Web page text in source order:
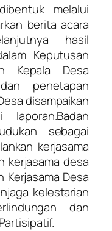
melalui
berita acara
hasil
Keputusan
Kepala Desa
penetapan
disampaikan
sebagai
kerjasama
kerjasama desa
Kerjasama Desa
kelestarian
dan